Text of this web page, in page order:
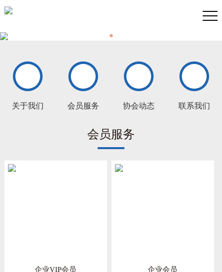
●
关于我们 会员服务 协会动态 联系我们
会员服务
企业VIP会员 企业会员